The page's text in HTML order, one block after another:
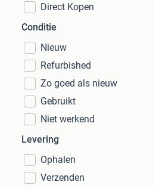
Direct Kopen
Conditie
Nieuw
Refurbished
Zo goed als nieuw
Gebruikt
Niet werkend
Levering
Ophalen
Verzenden